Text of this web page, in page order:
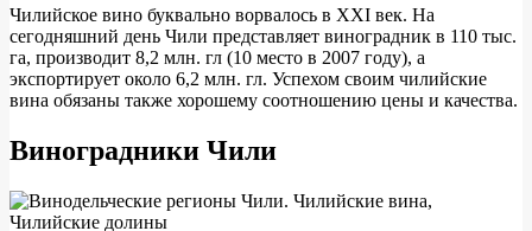
Чилийское вино буквально ворвалось в XXI век. На
сегодняшний день Чили представляет виноградник в 110 тыс.
га, производит 8,2 млн. гл (10 место в 2007 году), а
экспортирует около 6,2 млн. гл. Успехом своим чилийские
вина обязаны также хорошему соотношению цены и качества.
Виноградники Чили